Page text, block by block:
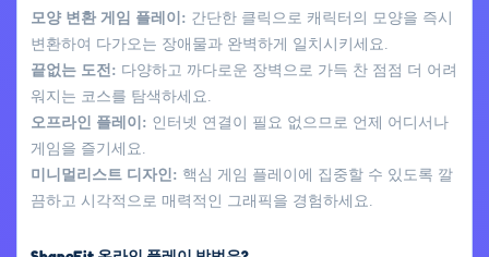
모양 변환 게임 플레이: 간단한 클릭으로 캐릭터의 모양을 즉시
변환하여 다가오는 장애물과 완벽하게 일치시키세요.
끝없는 도전: 다양하고 까다로운 장벽으로 가득 찬 점점 더 어려
워지는 코스를 탐색하세요.
오프라인 플레이: 인터넷 연결이 필요 없으므로 언제 어디서나
게임을 즐기세요.
미니멀리스트 디자인: 핵심 게임 플레이에 집중할 수 있도록 깔
끔하고 시각적으로 매력적인 그래픽을 경험하세요.